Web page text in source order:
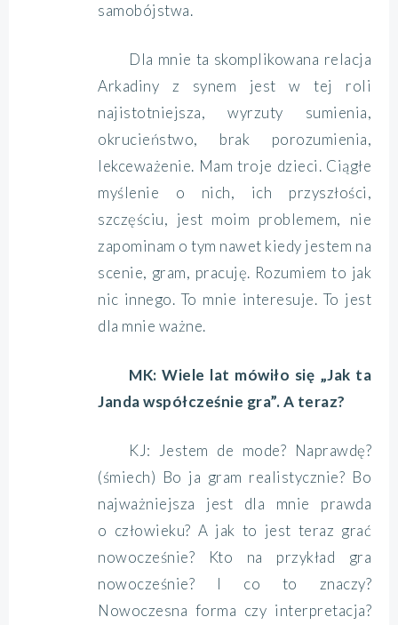
samobójstwa.
Dla mnie ta skomplikowana relacja
Arkadiny z synem jest w tej roli
najistotniejsza, wyrzuty sumienia,
okrucieństwo, brak porozumienia,
lekceważenie. Mam troje dzieci. Ciągłe
myślenie o nich, ich przyszłości,
szczęściu, jest moim problemem, nie
zapominam o tym nawet kiedy jestem na
scenie, gram, pracuję. Rozumiem to jak
nic innego. To mnie interesuje. To jest
dla mnie ważne.
MK: Wiele lat mówiło się „Jak ta
Janda współcześnie gra”. A teraz?
KJ: Jestem de mode? Naprawdę?
(śmiech) Bo ja gram realistycznie? Bo
najważniejsza jest dla mnie prawda
o człowieku? A jak to jest teraz grać
nowocześnie? Kto na przykład gra
nowocześnie? I co to znaczy?
Nowoczesna forma czy interpretacja?